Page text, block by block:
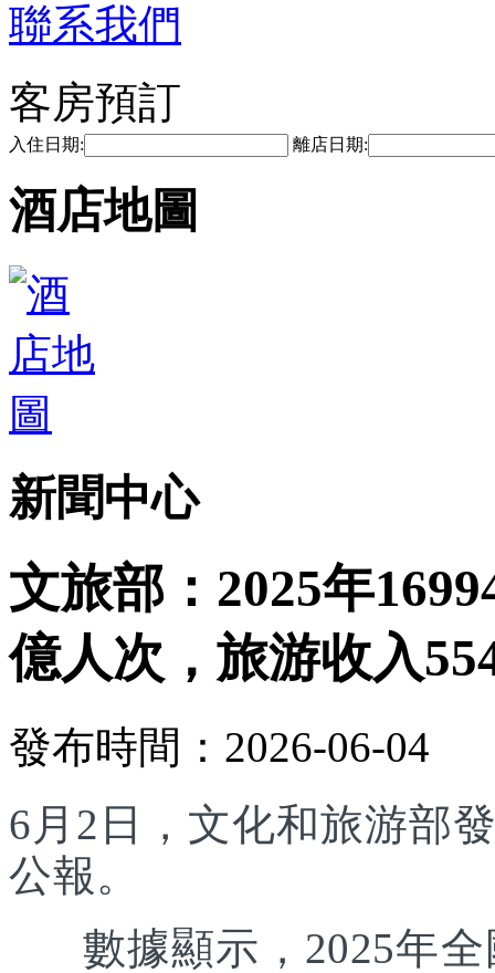
聯系我們
客房預訂
入住日期: 離店日期:
酒店地圖
新聞中心
文旅部：2025年
億人次，旅游收入
發布時間：2026-06-04
6月2日，文化和旅游部
公報。
數據顯示，2025年全